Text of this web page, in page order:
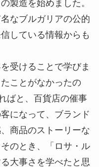
製造を始めました。
なブルガリアの公的
している情報からも
受けることで学びま
ことがなかったの
ばと、百貨店の催事
になって、ブランド
商品のストーリーな
のとき、「ロサ・ル
大事さを学べたと思